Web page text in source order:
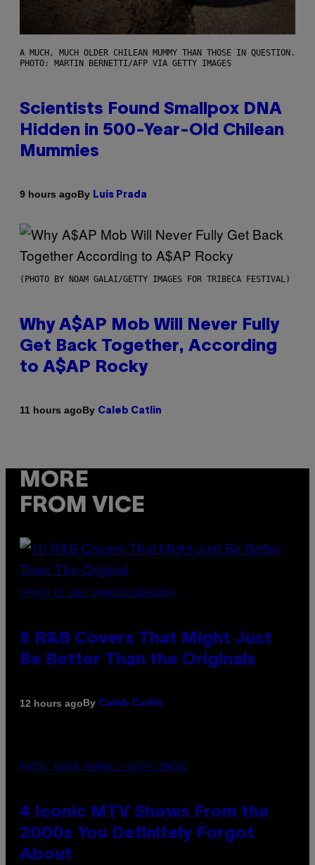
A MUCH, MUCH OLDER CHILEAN MUMMY THAN THOSE IN QUESTION.
PHOTO: MARTIN BERNETTI/AFP VIA GETTY IMAGES
Scientists Found Smallpox DNA
Hidden in 500-Year-Old Chilean
Mummies
9 hours agoBy Luis Prada
(PHOTO BY NOAM GALAI/GETTY IMAGES FOR TRIBECA FESTIVAL)
Why A$AP Mob Will Never Fully
Get Back Together, According
to A$AP Rocky
11 hours agoBy Caleb Catlin
MORE
FROM VICE
(PHOTO BY EBET ROBERTS/REDFERNS)
8 R&B Covers That Might Just
Be Better Than the Originals
12 hours agoBy Caleb Catlin
PHOTO: PETER KRAMER / GETTY IMAGES
4 Iconic MTV Shows From the
2000s You Definitely Forgot
About